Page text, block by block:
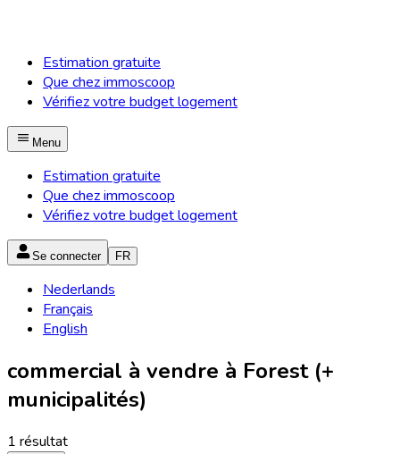
Estimation gratuite
Que chez immoscoop
Vérifiez votre budget logement
Menu
Estimation gratuite
Que chez immoscoop
Vérifiez votre budget logement
Se connecter FR
Nederlands
Français
English
commercial à vendre à Forest (+
municipalités)
1 résultat